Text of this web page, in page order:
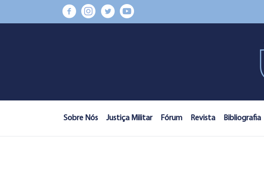
Sobre Nós Justiça Militar Fórum Revista Bibliografia